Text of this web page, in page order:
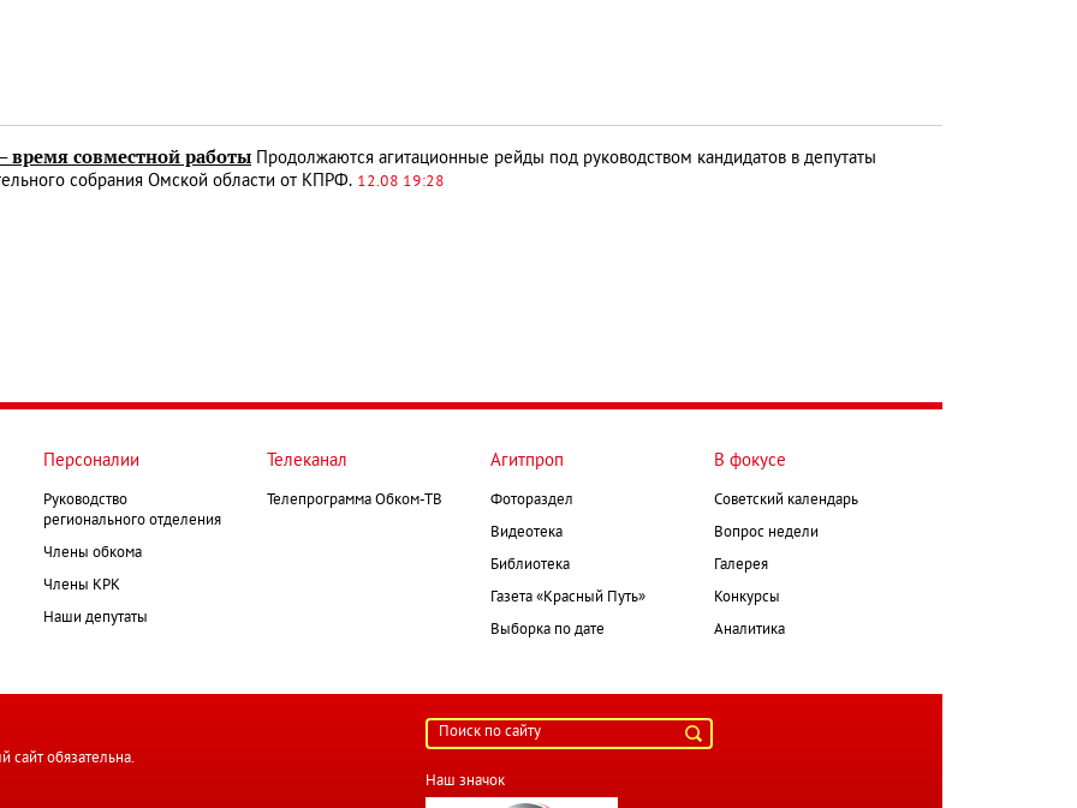
время совместной работы Продолжаются агитационные рейды под руководством кандидатов в депутаты
собрания Омской области от КПРФ. 12.08 19:28
Персоналии
Руководство
регионального отделения
Члены обкома
Члены КРК
Наши депутаты
Телеканал
Телепрограмма Обком-ТВ
Агитпроп
Фотораздел
Видеотека
Библиотека
Газета «Красный Путь»
Выборка по дате
В фокусе
Советский календарь
Вопрос недели
Галерея
Конкурсы
Аналитика
сайт обязательна.
Наш значок